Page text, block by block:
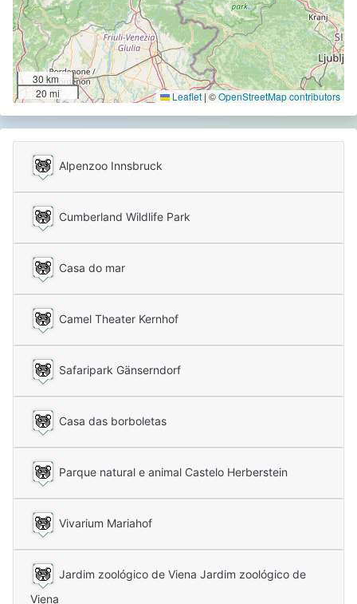
30 km
20 mi
Leaflet | ©OpenStreetMap contributors
Alpenzoo Innsbruck
Cumberland Wildlife Park
Casa do mar
Camel Theater Kernhof
Safaripark Gänserndorf
Casa das borboletas
Parque natural e animal Castelo Herberstein
Vivarium Mariahof
Jardim zoológico de Viena Jardim zoológico de
Viena